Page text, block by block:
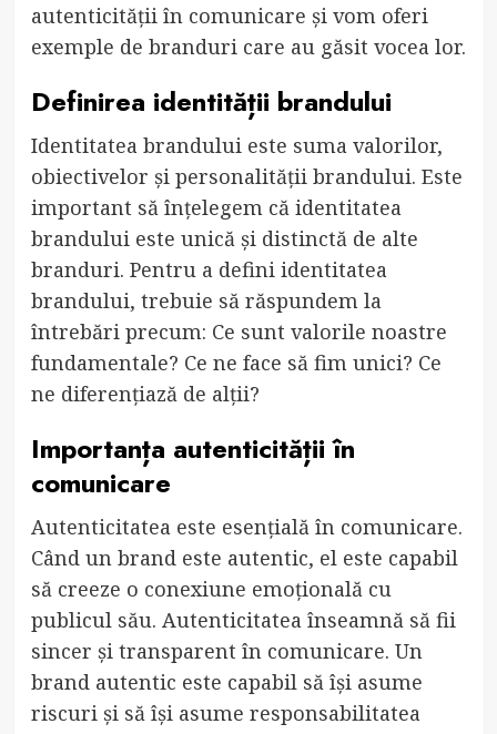
autenticității în comunicare și vom oferi
exemple de branduri care au găsit vocea lor.
Definirea identității brandului
Identitatea brandului este suma valorilor,
obiectivelor și personalității brandului. Este
important să înțelegem că identitatea
brandului este unică și distinctă de alte
branduri. Pentru a defini identitatea
brandului, trebuie să răspundem la
întrebări precum: Ce sunt valorile noastre
fundamentale? Ce ne face să fim unici? Ce
ne diferențiază de alții?
Importanța autenticității în
comunicare
Autenticitatea este esențială în comunicare.
Când un brand este autentic, el este capabil
să creeze o conexiune emoțională cu
publicul său. Autenticitatea înseamnă să fii
sincer și transparent în comunicare. Un
brand autentic este capabil să își asume
riscuri și să își asume responsabilitatea